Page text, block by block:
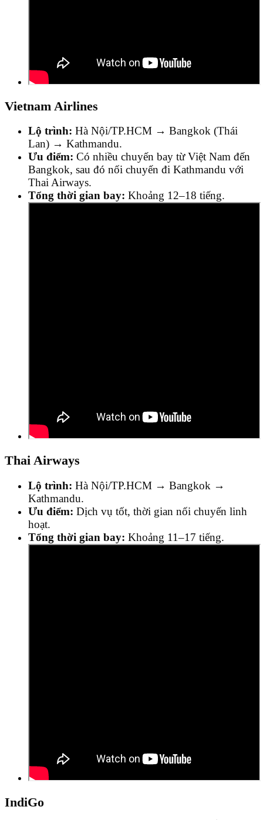
Vietnam Airlines
Lộ trình: Hà Nội/TP.HCM → Bangkok (Thái
Lan) → Kathmandu.
Ưu điểm: Có nhiều chuyến bay từ Việt Nam đến
Bangkok, sau đó nối chuyến đi Kathmandu với
Thai Airways.
Tổng thời gian bay: Khoảng 12–18 tiếng.
Thai Airways
Lộ trình: Hà Nội/TP.HCM → Bangkok →
Kathmandu.
Ưu điểm: Dịch vụ tốt, thời gian nối chuyến linh
hoạt.
Tổng thời gian bay: Khoảng 11–17 tiếng.
IndiGo